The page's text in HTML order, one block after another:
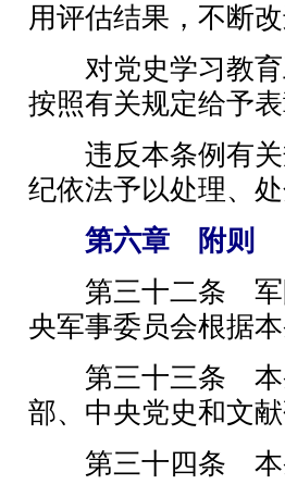
用评估结果，不断
对党史学习教育
按照有关规定给予表
违反本条例有关
纪依法予以处理、处
第六章 附则
第三十二条 军队
央军事委员会根据本
第三十三条 本条
部、中央党史和文
第三十四条 本